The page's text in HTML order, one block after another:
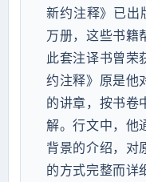
新约注释》已出
万册，这些书籍
此套注译书曾荣
约注释》原是他
的讲章，按书卷
解。行文中，他
背景的介绍，对
的方式完整而详